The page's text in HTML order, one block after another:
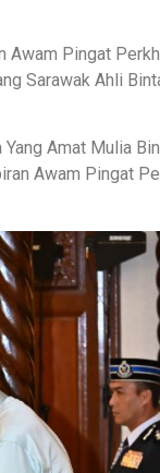
Pingat
Sarawak Ahli
Amat Mulia
Awam Pingat